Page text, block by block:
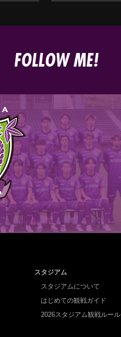
FOLLOW ME!
スタジアム
スタジアムについて
はじめての観戦ガイド
2026スタジアム観戦ルール